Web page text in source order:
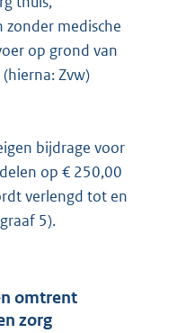
zonder medische
op grond van
Zvw)
bijdrage voor
op € 250,00
verlengd tot en
5).
omtrent
zorg